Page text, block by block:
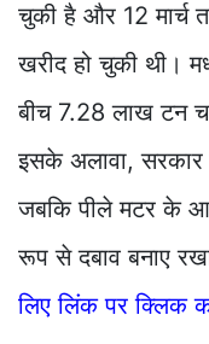
चुकी है और 12 मार्च
खरीद हो चुकी थी।
बीच 7.28 लाख टन
इसके अलावा,
जबकि पीले मटर के
रूप से दबाव बनाए
लिए लिंक पर क्लिक